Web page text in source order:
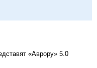
«Аврору» 5.0